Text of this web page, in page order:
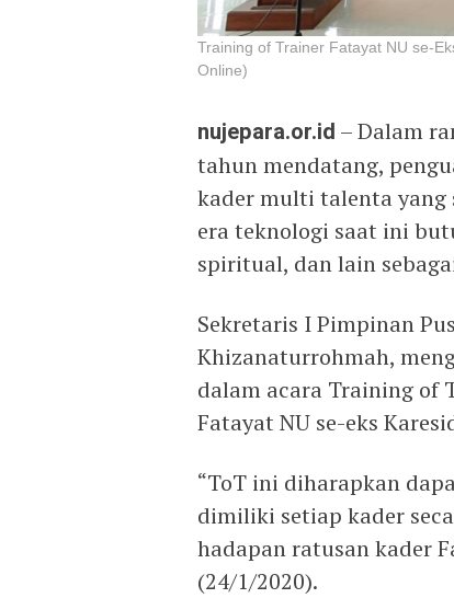
Training of Trainer Fatayat NU se-
Online)
nujepara.or.id – Dalam
tahun mendatang,
kader multi talenta yang
era teknologi saat ini
spiritual, dan lain
Sekretaris I Pimpinan
Khizanaturrohmah,
dalam acara Training of
Fatayat NU se-eks
“ToT ini diharapkan
dimiliki setiap kader
hadapan ratusan kader
(24/1/2020).